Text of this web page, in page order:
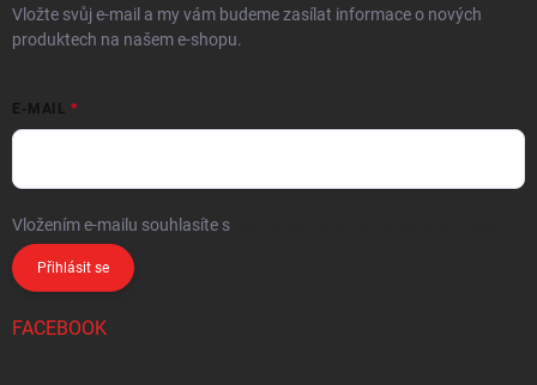
Vložte svůj e-mail a my vám budeme zasílat informace o nových
produktech na našem e-shopu.
E-MAIL
Vložením e-mailu souhlasíte s
Přihlásit se
FACEBOOK